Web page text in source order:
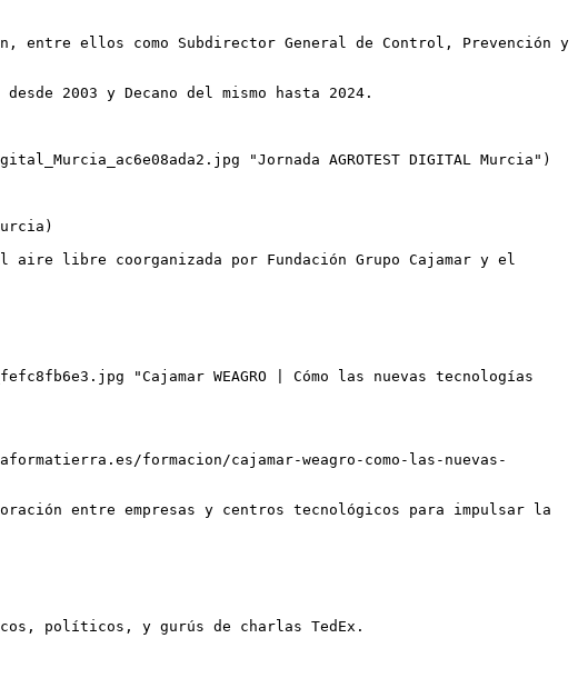
entre ellos como Subdirector General de Control, Prevención y
2003 y Decano del mismo hasta 2024.
"Jornada AGROTEST DIGITAL Murcia")
aire libre coorganizada por Fundación Grupo Cajamar y el
"Cajamar WEAGRO | Cómo las nuevas tecnologías
formacion/cajamar-weagro-como-las-nuevas-
entre empresas y centros tecnológicos para impulsar la
políticos, y gurús de charlas TedEx.